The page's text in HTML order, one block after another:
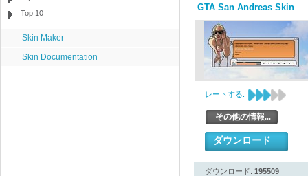
Top 10
Skin Maker
Skin Documentation
GTA San Andreas Skin
レートする:
その他の情報...
ダウンロード
ダウンロード: 195509